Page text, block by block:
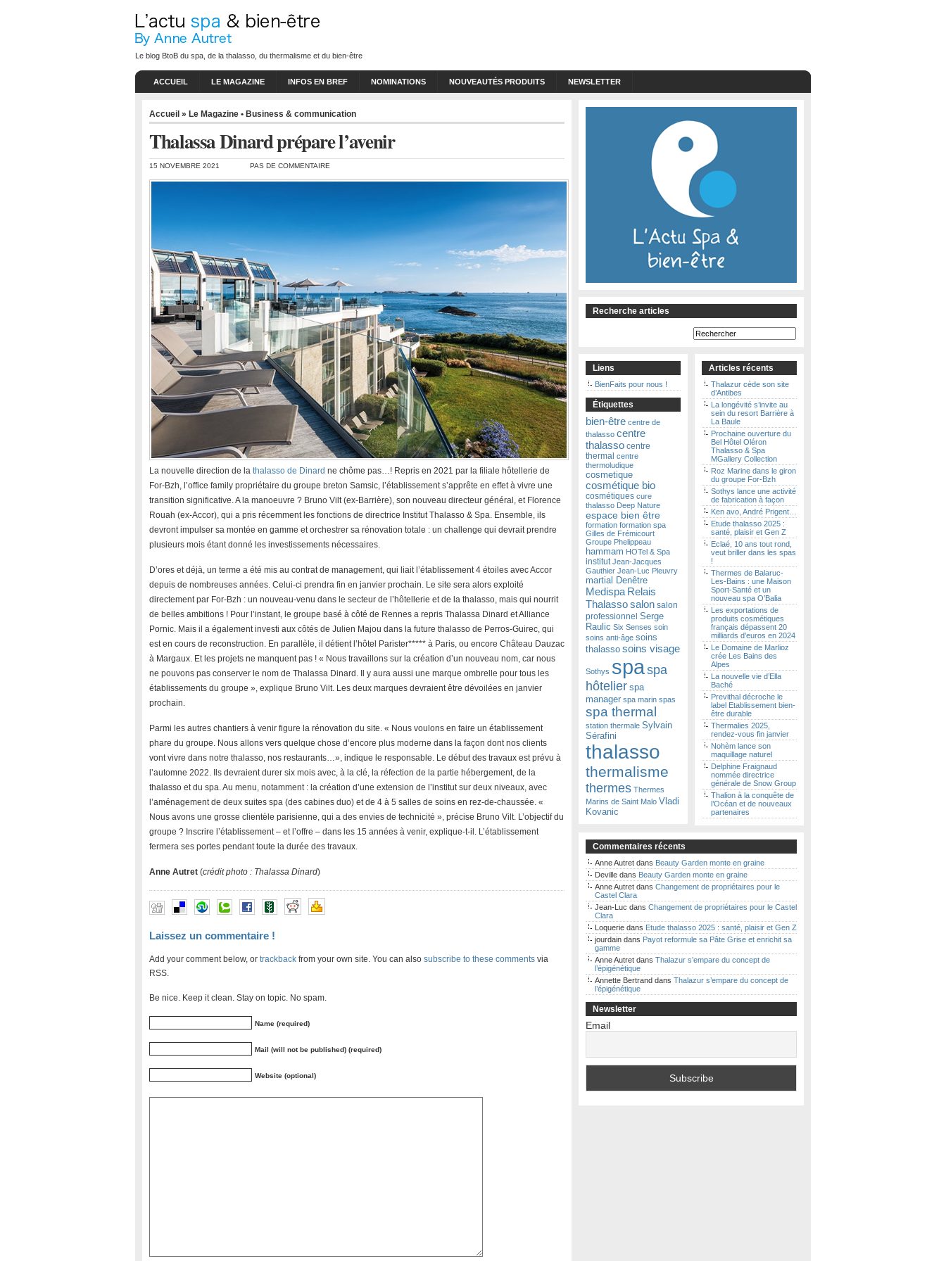
Le blog BtoB du spa, de la thalasso, du thermalisme et du bien-être
ACCUEIL LE MAGAZINE INFOS EN BREF NOMINATIONS NOUVEAUTÉS PRODUITS NEWSLETTER
Accueil » Le Magazine • Business & communication
Thalassa Dinard prépare l’avenir
15 NOVEMBRE 2021 PAS DE COMMENTAIRE
La nouvelle direction de la thalasso de Dinard ne chôme pas…! Repris en 2021 par la filiale hôtellerie de
For-Bzh, l’office family propriétaire du groupe breton Samsic, l’établissement s’apprête en effet à vivre une
transition significative. A la manoeuvre ? Bruno Vilt (ex-Barrière), son nouveau directeur général, et Florence
Rouah (ex-Accor), qui a pris récemment les fonctions de directrice Institut Thalasso & Spa. Ensemble, ils
devront impulser sa montée en gamme et orchestrer sa rénovation totale : un challenge qui devrait prendre
plusieurs mois étant donné les investissements nécessaires.
D’ores et déjà, un terme a été mis au contrat de management, qui liait l’établissement 4 étoiles avec Accor
depuis de nombreuses années. Celui-ci prendra fin en janvier prochain. Le site sera alors exploité
directement par For-Bzh : un nouveau-venu dans le secteur de l’hôtellerie et de la thalasso, mais qui nourrit
de belles ambitions ! Pour l’instant, le groupe basé à côté de Rennes a repris Thalassa Dinard et Alliance
Pornic. Mais il a également investi aux côtés de Julien Majou dans la future thalasso de Perros-Guirec, qui
est en cours de reconstruction. En parallèle, il détient l’hôtel Parister***** à Paris, ou encore Château Dauzac
à Margaux. Et les projets ne manquent pas ! « Nous travaillons sur la création d’un nouveau nom, car nous
ne pouvons pas conserver le nom de Thalassa Dinard. Il y aura aussi une marque ombrelle pour tous les
établissements du groupe », explique Bruno Vilt. Les deux marques devraient être dévoilées en janvier
prochain.
Parmi les autres chantiers à venir figure la rénovation du site. « Nous voulons en faire un établissement
phare du groupe. Nous allons vers quelque chose d’encore plus moderne dans la façon dont nos clients
vont vivre dans notre thalasso, nos restaurants…», indique le responsable. Le début des travaux est prévu à
l’automne 2022. Ils devraient durer six mois avec, à la clé, la réfection de la partie hébergement, de la
thalasso et du spa. Au menu, notamment : la création d’une extension de l’institut sur deux niveaux, avec
l’aménagement de deux suites spa (des cabines duo) et de 4 à 5 salles de soins en rez-de-chaussée. «
Nous avons une grosse clientèle parisienne, qui a des envies de technicité », précise Bruno Vilt. L’objectif du
groupe ? Inscrire l’établissement – et l’offre – dans les 15 années à venir, explique-t-il. L’établissement
fermera ses portes pendant toute la durée des travaux.
Anne Autret (crédit photo : Thalassa Dinard)
Laissez un commentaire !
Add your comment below, or trackback from your own site. You can also subscribe to these comments via
RSS.
Be nice. Keep it clean. Stay on topic. No spam.
Name (required)
Mail (will not be published) (required)
Website (optional)
Recherche articles
Liens
BienFaits pour nous !
Étiquettes
bien-être centre de
thalasso centre
thalasso centre
thermal centre
thermoludique
cosmetique
cosmétique bio
cosmétiques cure
thalasso Deep Nature
espace bien être
formation formation spa
Gilles de Frémicourt
Groupe Phelippeau
hammam HOTel & Spa
institut Jean-Jacques
Gauthier Jean-Luc Pleuvry
martial Denêtre
Medispa Relais
Thalassosalon salon
professionnel Serge
Raulic Six Senses soin
soins anti-âge soins
thalasso soins visage
Sothys spaspa
hôtelier spa
manager spa marin spas
spa thermal
station thermale Sylvain
Sérafini
thalasso
thermalisme
thermes Thermes
Marins de Saint Malo Vladi
Kovanic
Articles récents
Thalazur cède son site
d’Antibes
La longévité s’invite au
sein du resort Barrière à
La Baule
Prochaine ouverture du
Bel Hôtel Oléron
Thalasso & Spa
MGallery Collection
Roz Marine dans le giron
du groupe For-Bzh
Sothys lance une activité
de fabrication à façon
Ken avo, André Prigent…
Etude thalasso 2025 :
santé, plaisir et Gen Z
Eclaé, 10 ans tout rond,
veut briller dans les spas
!
Thermes de Balaruc-
Les-Bains : une Maison
Sport-Santé et un
nouveau spa O’Balia
Les exportations de
produits cosmétiques
français dépassent 20
milliards d’euros en 2024
Le Domaine de Marlioz
crée Les Bains des
Alpes
La nouvelle vie d’Ella
Baché
Previthal décroche le
label Etablissement bien-
être durable
Thermalies 2025,
rendez-vous fin janvier
Nohèm lance son
maquillage naturel
Delphine Fraignaud
nommée directrice
générale de Snow Group
Thalion à la conquête de
l’Océan et de nouveaux
partenaires
Commentaires récents
Anne Autret dans Beauty Garden monte en graine
Deville dans Beauty Garden monte en graine
Anne Autret dans Changement de propriétaires pour le
Castel Clara
Jean-Luc dans Changement de propriétaires pour le Castel
Clara
Loquerie dans Etude thalasso 2025 : santé, plaisir et Gen Z
jourdain dans Payot reformule sa Pâte Grise et enrichit sa
gamme
Anne Autret dans Thalazur s’empare du concept de
l’épigénétique
Annette Bertrand dans Thalazur s’empare du concept de
l’épigénétique
Newsletter
Email